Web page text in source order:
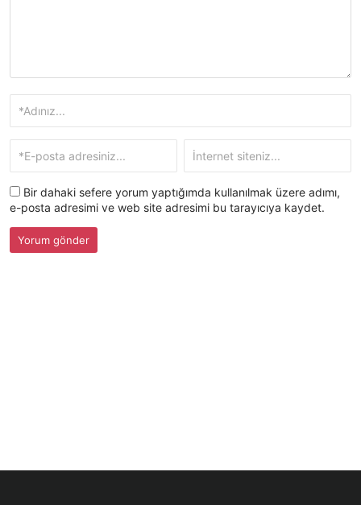
Bir dahaki sefere yorum yaptığımda kullanılmak üzere adımı,
e-posta adresimi ve web site adresimi bu tarayıcıya kaydet.